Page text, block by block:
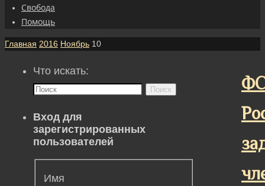
Свобода
Помощь
Главная 2016 Ноябрь 10
Что искать:
Поиск
Вход для
зарегистрированных
пользователей
Имя